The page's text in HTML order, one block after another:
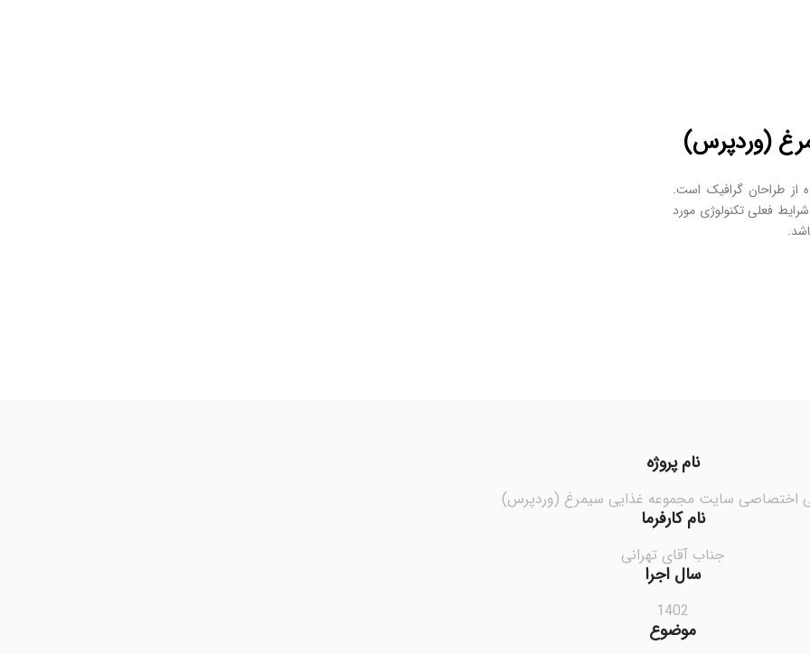
(وردپرس)
از طراحان گرافیک است.
فعلی تکنولوژی مورد
نام پروژه
اختصاصی سایت مجموعه غذایی سیمرغ (وردپرس)
نام کارفرما
جناب آقای تهرانی
سال اجرا
1402
موضوع